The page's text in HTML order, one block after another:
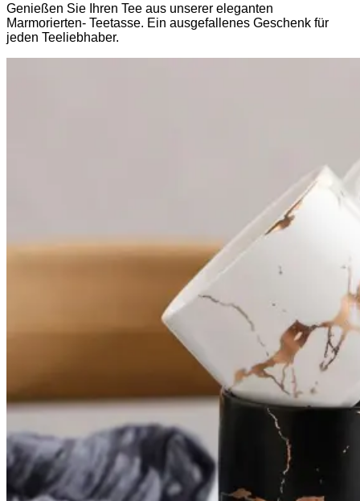
Genießen Sie Ihren Tee aus unserer eleganten
Marmorierten- Teetasse. Ein ausgefallenes Geschenk für
jeden Teeliebhaber.